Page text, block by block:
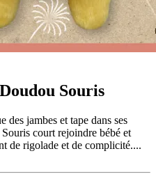
Souris
jambes et tape dans ses
court rejoindre bébé et
de rigolade et de complicité....